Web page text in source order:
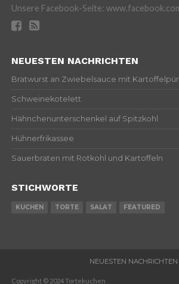
Unsere Facebook-Seite:
NEUESTEN NACHRICHTEN
Bratwurst an Zwiebelsauce mit
Schweinekotelett
Hähnchenunterschenkel auf Spitzkohl
Hühnerfrikassee
Sauerbraten mit Rotkohl und Kartoffeln
STICHWORTE
KUCHEN TORTE SALAT FEATURED
NEUESTEN NACHRICHTEN
Copyright © 2024 Tortekuchen